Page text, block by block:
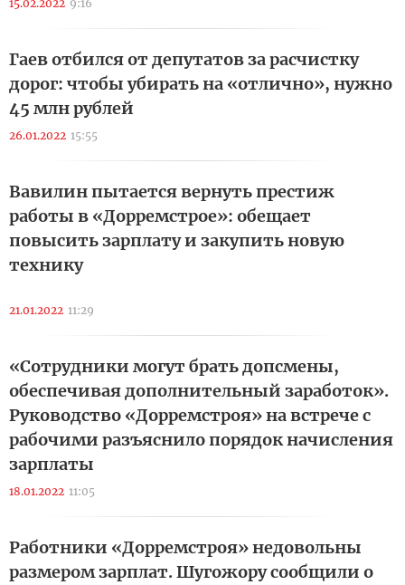
15.02.2022 9:16
Гаев отбился от депутатов за расчистку
дорог: чтобы убирать на «отлично», нужно
45 млн рублей
26.01.2022 15:55
Вавилин пытается вернуть престиж
работы в «Дорремстрое»: обещает
повысить зарплату и закупить новую
технику
21.01.2022 11:29
«Сотрудники могут брать допсмены,
обеспечивая дополнительный заработок».
Руководство «Дорремстроя» на встрече с
рабочими разъяснило порядок начисления
зарплаты
18.01.2022 11:05
Работники «Дорремстроя» недовольны
размером зарплат. Шугожору сообщили о